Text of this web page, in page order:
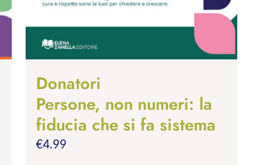
Donatori
Persone, non numeri: la
fiducia che si fa sistema
€4.99